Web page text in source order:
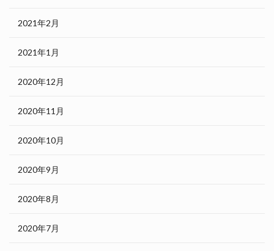
2021年2月
2021年1月
2020年12月
2020年11月
2020年10月
2020年9月
2020年8月
2020年7月